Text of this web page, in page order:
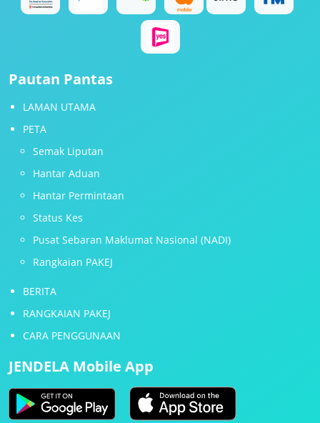
Pautan Pantas
LAMAN UTAMA
PETA
Semak Liputan
Hantar Aduan
Hantar Permintaan
Status Kes
Pusat Sebaran Maklumat Nasional (NADI)
Rangkaian PAKEJ
BERITA
RANGKAIAN PAKEJ
CARA PENGGUNAAN
JENDELA Mobile App